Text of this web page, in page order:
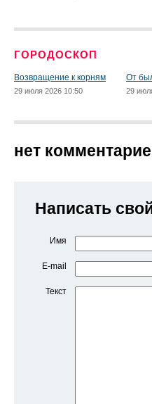
ГОРОДОСКОП
Возвращение к корням
29 июля 2026 10:50
От
29
нет
Написать
Имя
E-mail
Текст